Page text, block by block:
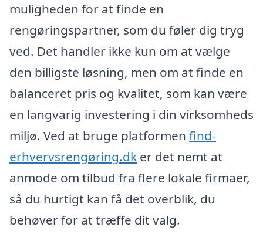
muligheden for at finde en
rengøringspartner, som du føler dig tryg
ved. Det handler ikke kun om at vælge
den billigste løsning, men om at finde en
balanceret pris og kvalitet, som kan være
en langvarig investering i din virksomheds
miljø. Ved at bruge platformen find-
erhvervsrengøring.dk er det nemt at
anmode om tilbud fra flere lokale firmaer,
så du hurtigt kan få det overblik, du
behøver for at træffe dit valg.